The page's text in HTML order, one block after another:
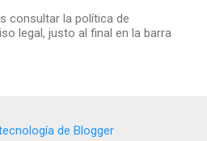
consultar la política de
legal, justo al final en la barra
de Blogger